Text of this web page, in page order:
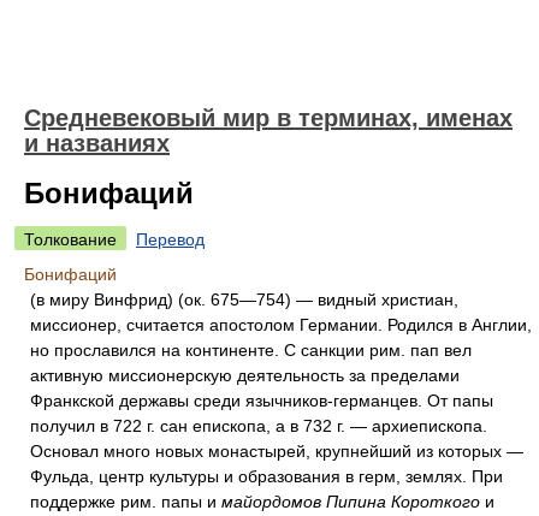
Средневековый мир в терминах, именах
и названиях
Бонифаций
Толкование
Перевод
Бонифаций
(в миру Винфрид) (ок. 675—754) — видный христиан,
миссионер, считается апостолом Германии. Родился в Англии,
но прославился на континенте. С санкции рим. пап вел
активную миссионерскую деятельность за пределами
Франкской державы среди язычников-германцев. От папы
получил в 722 г. сан епископа, а в 732 г. — архиепископа.
Основал много новых монастырей, крупнейший из которых —
Фульда, центр культуры и образования в герм, землях. При
поддержке рим. папы и майордомов Пипина Короткого и